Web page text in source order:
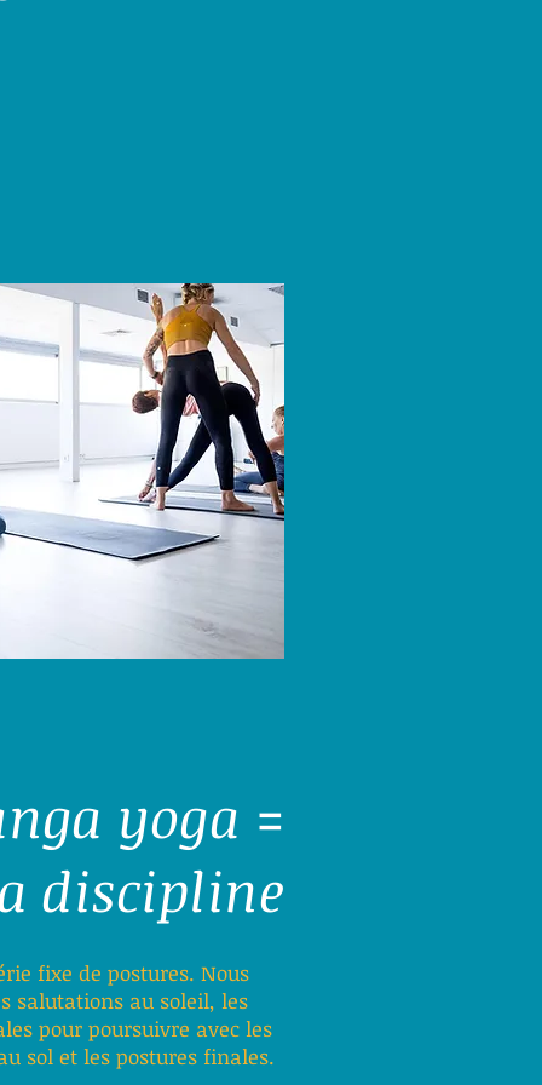
yoga =
discipline
fixe de postures. Nous
salutations au soleil, les
pour poursuivre avec les
sol et les postures finales.